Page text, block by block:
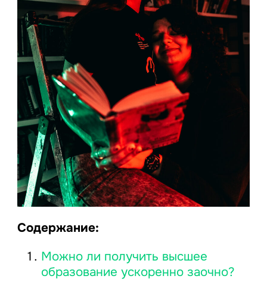
Содержание:
Можно ли получить высшее
образование ускоренно заочно?